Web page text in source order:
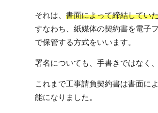
それは、 書面によって締結してい
すなわち、紙媒体の契約書を電子
で保管する方式をいいます。
署名についても、手書きではなく
これまで工事請負契約書は書面に
能になりました。